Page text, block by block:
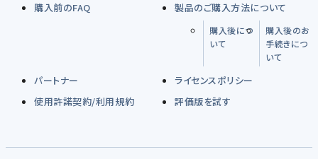
購入前のFAQ 製品のご購入方法について
購入後につ
いて
購入後のお
手続きにつ
いて
パートナー
ライセンスポリシー
使用許諾契約/利用規約
評価版を試す